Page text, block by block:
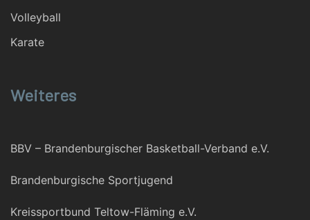
Volleyball
Karate
Weiteres
BBV – Brandenburgischer Basketball-Verband e.V.
Brandenburgische Sportjugend
Kreissportbund Teltow-Fläming e.V.